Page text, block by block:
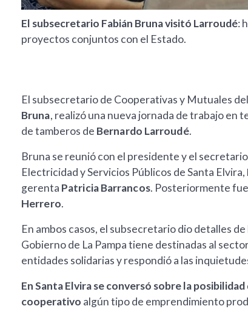
El subsecretario Fabián Bruna visitó Larroudé:
proyectos conjuntos con el Estado.
El subsecretario de Cooperativas y Mutuales
Bruna, realizó una nueva jornada de trabajo en
de tamberos de Bernardo Larroudé.
Bruna se reunió con el presidente y el
Electricidad y Servicios Públicos de Santa Elvira,
gerenta Patricia Barrancos. Posteriormente
Herrero.
En ambos casos, el subsecretario dio detalles
Gobierno de La Pampa tiene destinadas al
entidades solidarias y respondió a las
En Santa Elvira se conversó sobre la
cooperativo algún tipo de emprendimiento